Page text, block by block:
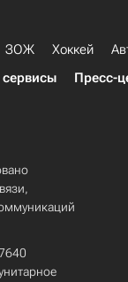
ЗОЖ Хоккей
Пресс-